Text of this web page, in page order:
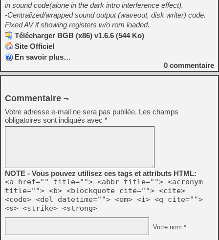
in sound code(alone in the dark intro interference effect).
-Centralized/wrapped sound output (waveout, disk writer) code.
Fixed AV if showing registers w/o rom loaded.
Télécharger BGB (x86) v1.6.6 (544 Ko)
Site Officiel
En savoir plus…
0 commentaire
Commentaire ¬
Votre adresse e-mail ne sera pas publiée. Les champs
obligatoires sont indiqués avec *
NOTE - Vous pouvez utilisez ces tags et attributs HTML:
<a href="" title=""> <abbr title=""> <acronym
title=""> <b> <blockquote cite=""> <cite>
<code> <del datetime=""> <em> <i> <q cite="">
<s> <strike> <strong>
Votre nom *